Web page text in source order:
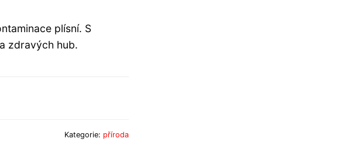
plísní. S
zdravých hub.
Kategorie: příroda